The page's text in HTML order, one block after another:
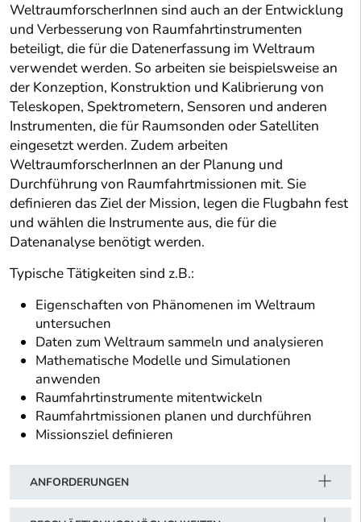
WeltraumforscherInnen sind auch an der Entwicklung
und Verbesserung von Raumfahrtinstrumenten
beteiligt, die für die Datenerfassung im Weltraum
verwendet werden. So arbeiten sie beispielsweise an
der Konzeption, Konstruktion und Kalibrierung von
Teleskopen, Spektrometern, Sensoren und anderen
Instrumenten, die für Raumsonden oder Satelliten
eingesetzt werden. Zudem arbeiten
WeltraumforscherInnen an der Planung und
Durchführung von Raumfahrtmissionen mit. Sie
definieren das Ziel der Mission, legen die Flugbahn fest
und wählen die Instrumente aus, die für die
Datenanalyse benötigt werden.
Typische Tätigkeiten sind z.B.:
Eigenschaften von Phänomenen im Weltraum
untersuchen
Daten zum Weltraum sammeln und analysieren
Mathematische Modelle und Simulationen
anwenden
Raumfahrtinstrumente mitentwickeln
Raumfahrtmissionen planen und durchführen
Missionsziel definieren
ANFORDERUNGEN